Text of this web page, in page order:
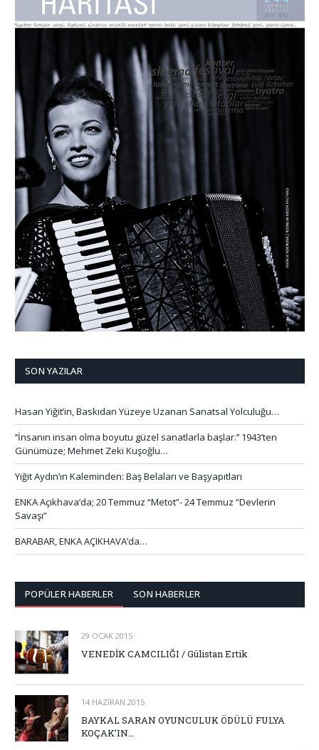
SON YAZILAR
Hasan Yiğit’in, Baskıdan Yüzeye Uzanan Sanatsal Yolculuğu…
‘’İnsanın insan olma boyutu güzel sanatlarla başlar.’’ 1943’ten
Günümüze; Mehmet Zeki Kuşoğlu…
Yiğit Aydın’ın Kaleminden: Baş Belaları ve Başyapıtları
ENKA Açıkhava’da; 20 Temmuz “Metot”- 24 Temmuz “Devlerin
Savaşı”
BARABAR, ENKA AÇIKHAVA’da…
POPÜLER HABERLER SON HABERLER
29 OCAK 2015
VENEDİK CAMCILIĞI / Gülistan Ertik
14 HAZIRAN 2015
BAYKAL SARAN OYUNCULUK ÖDÜLÜ FULYA
KOÇAK’IN…